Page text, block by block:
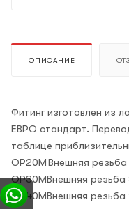
ОПИСАНИЕ
Фитинг изготовлен из
ЕВРО стандарт.
таблице
OP20MВнешняя
OP30MВнешняя
OP40MВнешняя